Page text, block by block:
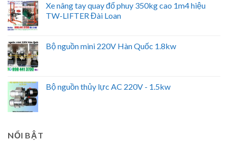
Xe nâng tay quay đổ phuy 350kg cao 1m4 hiệu
TW-LIFTER Đài Loan
Bộ nguồn mini 220V Hàn Quốc 1.8kw
Bộ nguồn thủy lực AC 220V - 1.5kw
NỔI BẬT